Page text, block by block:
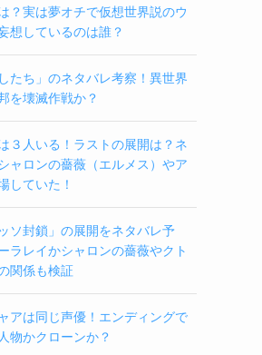
？実は夢オチで仮想世界説のウ
想しているのは誰？
たち」のネタバレ考察！異世界
を壊滅作戦か？
３人いる！ラストの展開は？ネ
ャロンの薔薇（エルメス）やア
していた！
ソ封鎖」の展開をネタバレ予
ラレイかシャロンの薔薇やクト
関係も検証
アは同じ声優！エンディングで
物かクローンか？